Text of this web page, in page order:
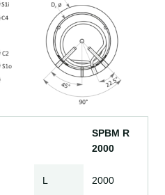
SPBM R
2000
L 2000